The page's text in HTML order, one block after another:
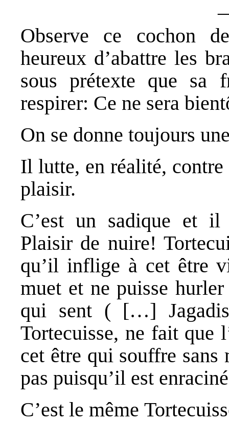
Observe ce cochon
heureux d’abattre les
sous prétexte que sa
respirer: Ce ne sera
On se donne toujours
Il lutte, en réalité,
plaisir.
C’est un sadique et il
Plaisir de nuire!
qu’il inflige à cet être
muet et ne puisse
qui sent ( […]
Tortecuisse, ne fait que
cet être qui souffre sans
pas puisqu’il est
C’est le même